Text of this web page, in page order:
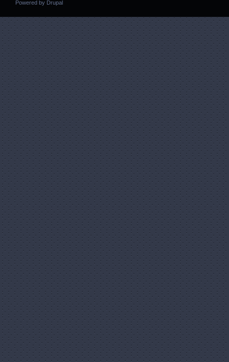
Powered by Drupal